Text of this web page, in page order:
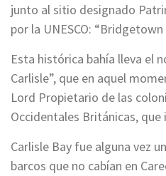
junto al sitio designado
por la UNESCO:
Esta histórica bahía lleva el
Carlisle”, que en aquel
Lord Propietario de las
Occidentales Británicas, que
Carlisle Bay fue alguna vez
barcos que no cabían en